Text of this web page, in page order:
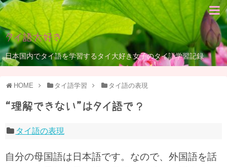
タイ語大好き
日本国内でタイ語を学習するタイ大好き女子のタイ語学習記録
HOME タイ語学習 タイ語の表現
“理解できない”はタイ語で？
タイ語の表現
自分の母国語は日本語です。なので、外国語を話